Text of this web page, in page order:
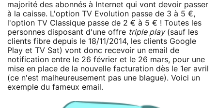
majorité des abonnés à Internet qui vont devoir passer
à la caisse. L'option TV Evolution passe de 3 à 5 €,
l'option TV Classique passe de 2 € à 5 € ! Toutes les
personnes disposant d'une offre triple play(sauf les
clients fibre depuis le 18/11/2014, les clients Google
Play et TV Sat) vont donc recevoir un email de
notification entre le 26 février et le 26 mars, pour une
mise en place de la nouvelle facturation dès le 1er avril
(ce n'est malheureusement pas une blague). Voici un
exemple du fameux email.